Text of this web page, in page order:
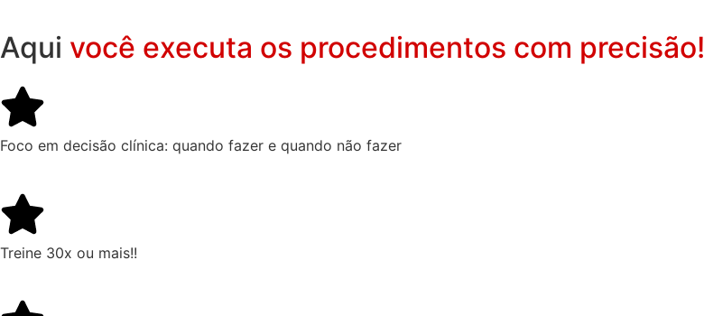
Aqui você executa os procedimentos com precisão!
Foco em decisão clínica: quando fazer e quando não fazer
Treine 30x ou mais!!